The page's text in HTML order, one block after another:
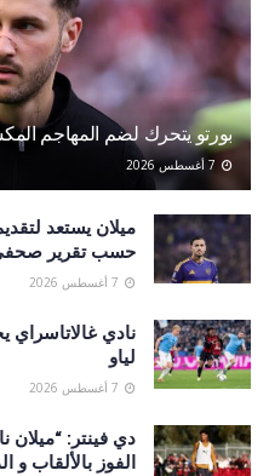
بورتو يتحرك لضم المهاجم
ميلان يستعد
حسب تقرير
لياو
دي فينتر:
الفوز بالألقاب و